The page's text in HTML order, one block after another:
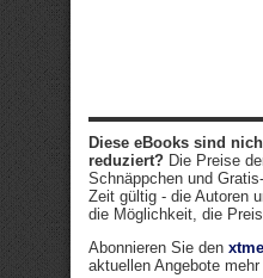
Diese eBooks sind
reduziert? Die Preise
Schnäppchen und
Zeit gültig - die Autoren
die Möglichkeit, die
Abonnieren Sie den
aktuellen Angebote